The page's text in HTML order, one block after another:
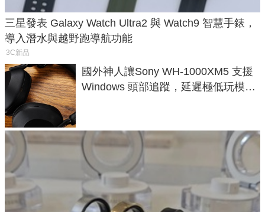
三星發表 Galaxy Watch Ultra2 與 Watch9 智慧手錶，
導入潛水與越野跑導航功能
3C新品
國外神人讓Sony WH-1000XM5 支援
Windows 頭部追蹤，延遲極低玩模擬